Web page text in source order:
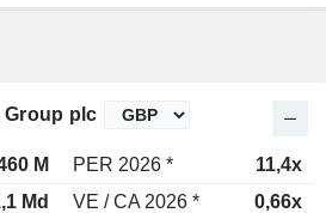
plc
M PER 2026 *
11,4x
Md VE / CA 2026 *
0,66x